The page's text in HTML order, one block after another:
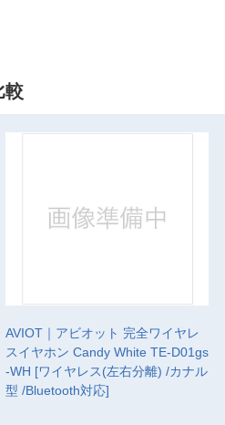
較
AVIOT｜アビオット 完全ワイヤレ
スイヤホン Candy White TE-D01gs
-WH [ワイヤレス(左右分離) /カナル
型 /Bluetooth対応]